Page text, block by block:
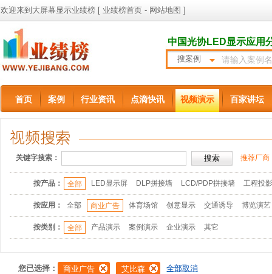
欢迎来到大屏幕显示业绩榜 [ 业绩榜首页 - 网站地图 ]
中国光协LED显示应用
搜案例
首页 案例 行业资讯 点滴快讯 视频演示 百家讲坛
关键字搜索： 推荐厂商
按产品： 全部 LED显示屏 DLP拼接墙 LCD/PDP拼接墙 工程投
按应用： 全部 商业广告 体育场馆 创意显示 交通诱导 博览演艺
按类别： 全部 产品演示 案例演示 企业演示 其它
您已选择： 商业广告 艾比森 全部取消